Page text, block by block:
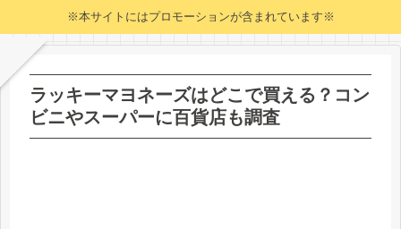
※本サイトにはプロモーションが含まれています※
ラッキーマヨネーズはどこで買える？コン
ビニやスーパーに百貨店も調査